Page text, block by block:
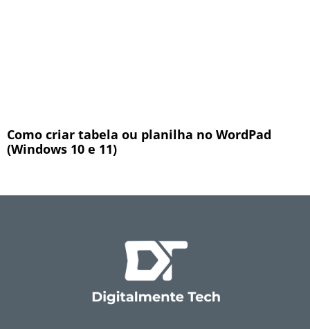
Como criar tabela ou planilha no WordPad
(Windows 10 e 11)